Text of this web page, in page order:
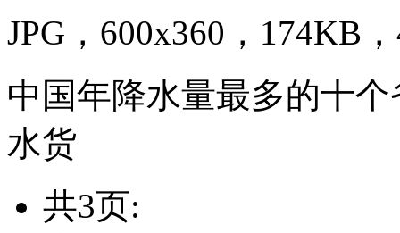
JPG，600x360，174KB
中国年降水量最多的十
水货
共3页: